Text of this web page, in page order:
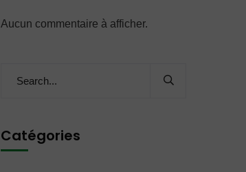
Aucun commentaire à afficher.
Catégories